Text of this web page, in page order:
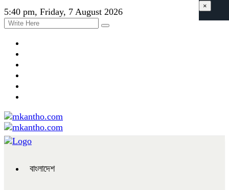
5:40 pm, Friday, 7 August 2026
বাংলাদেশ
×